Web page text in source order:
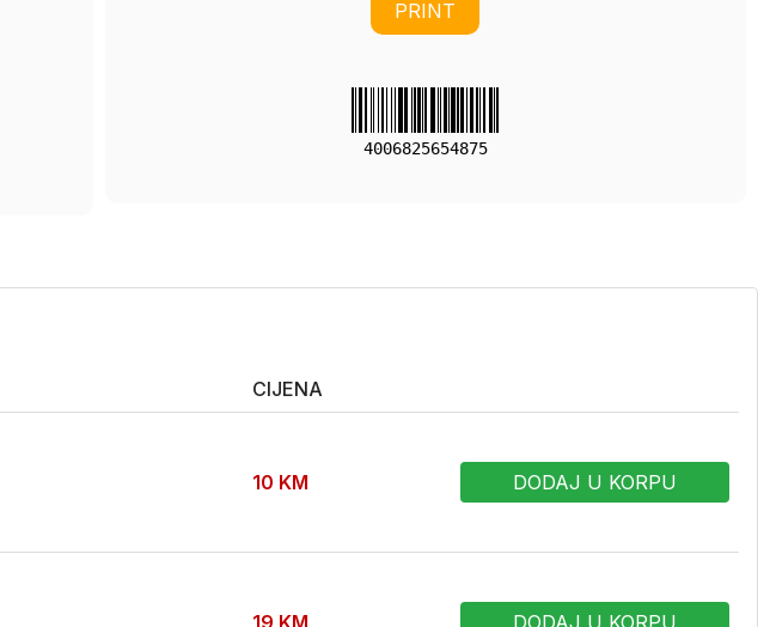
PRINT
4006825654875
CIJENA
10 KM DODAJ U KORPU
19 KM DODAJ U KORPU